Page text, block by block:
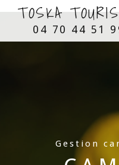
TOSKA
04 70 44 51
Gestion